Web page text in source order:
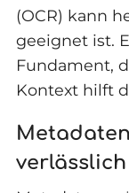
(OCR) kann
geeignet ist.
Fundament,
Kontext hilft
verlässlich